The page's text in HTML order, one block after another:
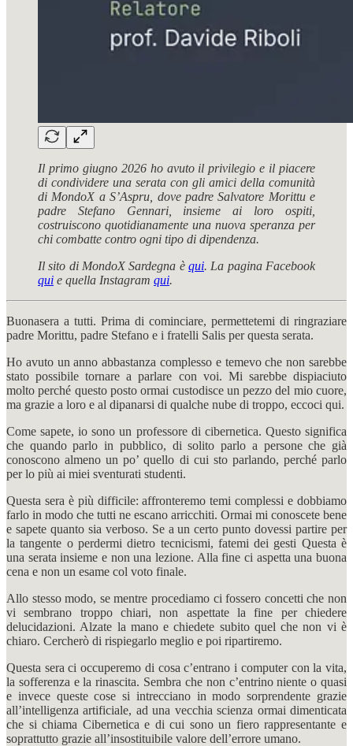
Il primo giugno 2026 ho avuto il privilegio e il piacere
di condividere una serata con gli amici della comunità
di MondoX a S’Aspru, dove padre Salvatore Morittu e
padre Stefano Gennari, insieme ai loro ospiti,
costruiscono quotidianamente una nuova speranza per
chi combatte contro ogni tipo di dipendenza.
Il sito di MondoX Sardegna è qui. La pagina Facebook
qui e quella Instagram qui.
Buonasera a tutti. Prima di cominciare, permettetemi di ringraziare
padre Morittu, padre Stefano e i fratelli Salis per questa serata.
Ho avuto un anno abbastanza complesso e temevo che non sarebbe
stato possibile tornare a parlare con voi. Mi sarebbe dispiaciuto
molto perché questo posto ormai custodisce un pezzo del mio cuore,
ma grazie a loro e al dipanarsi di qualche nube di troppo, eccoci qui.
Come sapete, io sono un professore di cibernetica. Questo significa
che quando parlo in pubblico, di solito parlo a persone che già
conoscono almeno un po’ quello di cui sto parlando, perché parlo
per lo più ai miei sventurati studenti.
Questa sera è più difficile: affronteremo temi complessi e dobbiamo
farlo in modo che tutti ne escano arricchiti. Ormai mi conoscete bene
e sapete quanto sia verboso. Se a un certo punto dovessi partire per
la tangente o perdermi dietro tecnicismi, fatemi dei gesti Questa è
una serata insieme e non una lezione. Alla fine ci aspetta una buona
cena e non un esame col voto finale.
Allo stesso modo, se mentre procediamo ci fossero concetti che non
vi sembrano troppo chiari, non aspettate la fine per chiedere
delucidazioni. Alzate la mano e chiedete subito quel che non vi è
chiaro. Cercherò di rispiegarlo meglio e poi ripartiremo.
Questa sera ci occuperemo di cosa c’entrano i computer con la vita,
la sofferenza e la rinascita. Sembra che non c’entrino niente o quasi
e invece queste cose si intrecciano in modo sorprendente grazie
all’intelligenza artificiale, ad una vecchia scienza ormai dimenticata
che si chiama Cibernetica e di cui sono un fiero rappresentante e
soprattutto grazie all’insostituibile valore dell’errore umano.